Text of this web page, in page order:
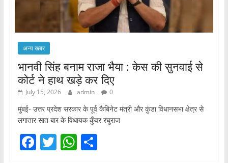
अन्य खबर
भानवी सिंह बनाम राजा भैया : केस की सुनवाई से
कोर्ट ने हाथ खड़े कर दिए
July 15, 2026 admin 0
मुंबई- उत्तर प्रदेश सरकार के पूर्व कैबिनेट मंत्री और कुंडा विधानसभा क्षेत्र से
लगातार सात बार के विधायक कुँवर रघुराज
F T W S